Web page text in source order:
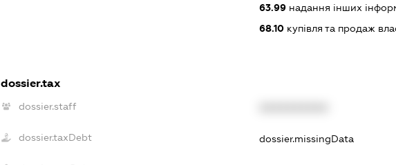
63.99надання інших
68.10купівля та продаж
dossier.tax
dossier.staff
dossier.taxDebt dossier.missingData